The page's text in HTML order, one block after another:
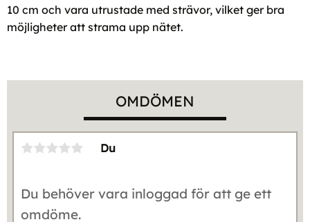
10 cm och vara utrustade med strävor, vilket ger bra
möjligheter att strama upp nätet.
OMDÖMEN
Du